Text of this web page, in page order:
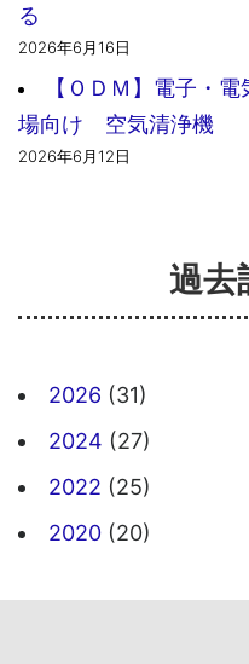
る
2026年6月16日
【ＯＤＭ】電子・
場向け 空気清浄機
2026年6月12日
過去
2026 (31)
2024 (27)
2022 (25)
2020 (20)